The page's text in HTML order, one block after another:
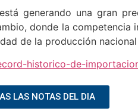
generando una gran
donde la
de la producción
historico-de-
LAS NOTAS DEL DIA